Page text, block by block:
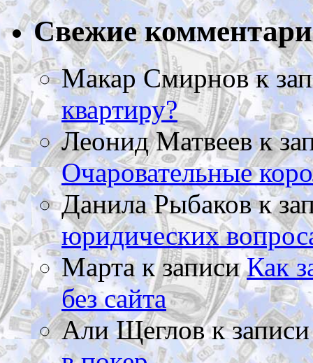
Свежие
Макар Смирновк
квартиру?
Леонид Матвеевк
Очаровательные
Данила Рыбаковк
юридических
Мартак записиКак
без сайта
Али Щегловк